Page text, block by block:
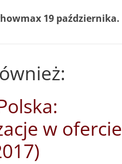
19 października.
w ofercie